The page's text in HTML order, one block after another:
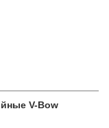
V-Bow